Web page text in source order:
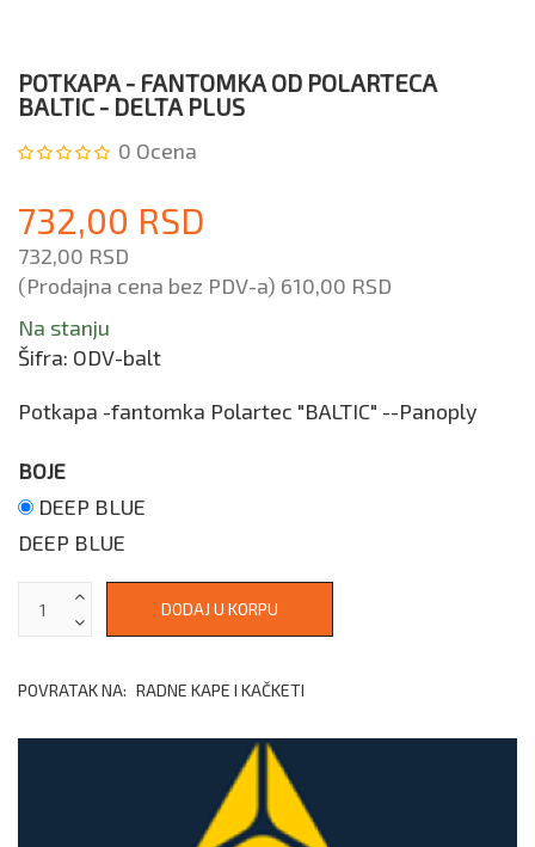
POTKAPA - FANTOMKA OD POLARTECА
BALTIC - DELTA PLUS
0 Ocena
732,00 RSD
732,00 RSD
(Prodajna cena bez PDV-a) 610,00 RSD
Na stanju
Šifra: ODV-balt
Potkapa -fantomka Polartec "BALTIC" --Panoply
BOJE
DEEP BLUE
DEEP BLUE
POVRATAK NA: RADNE KAPE I KAČKETI